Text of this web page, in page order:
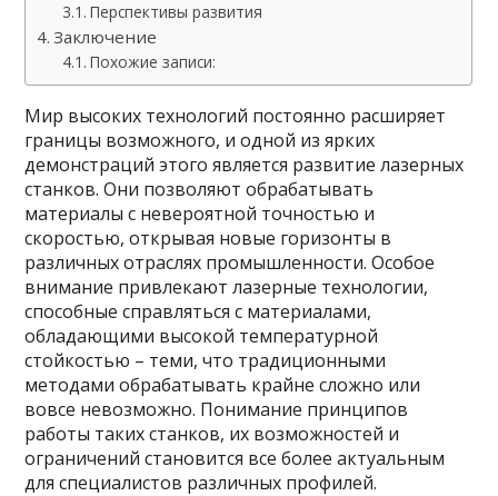
Перспективы развития
Заключение
Похожие записи:
Мир высоких технологий постоянно расширяет
границы возможного, и одной из ярких
демонстраций этого является развитие лазерных
станков. Они позволяют обрабатывать
материалы с невероятной точностью и
скоростью, открывая новые горизонты в
различных отраслях промышленности. Особое
внимание привлекают лазерные технологии,
способные справляться с материалами,
обладающими высокой температурной
стойкостью – теми, что традиционными
методами обрабатывать крайне сложно или
вовсе невозможно. Понимание принципов
работы таких станков, их возможностей и
ограничений становится все более актуальным
для специалистов различных профилей.